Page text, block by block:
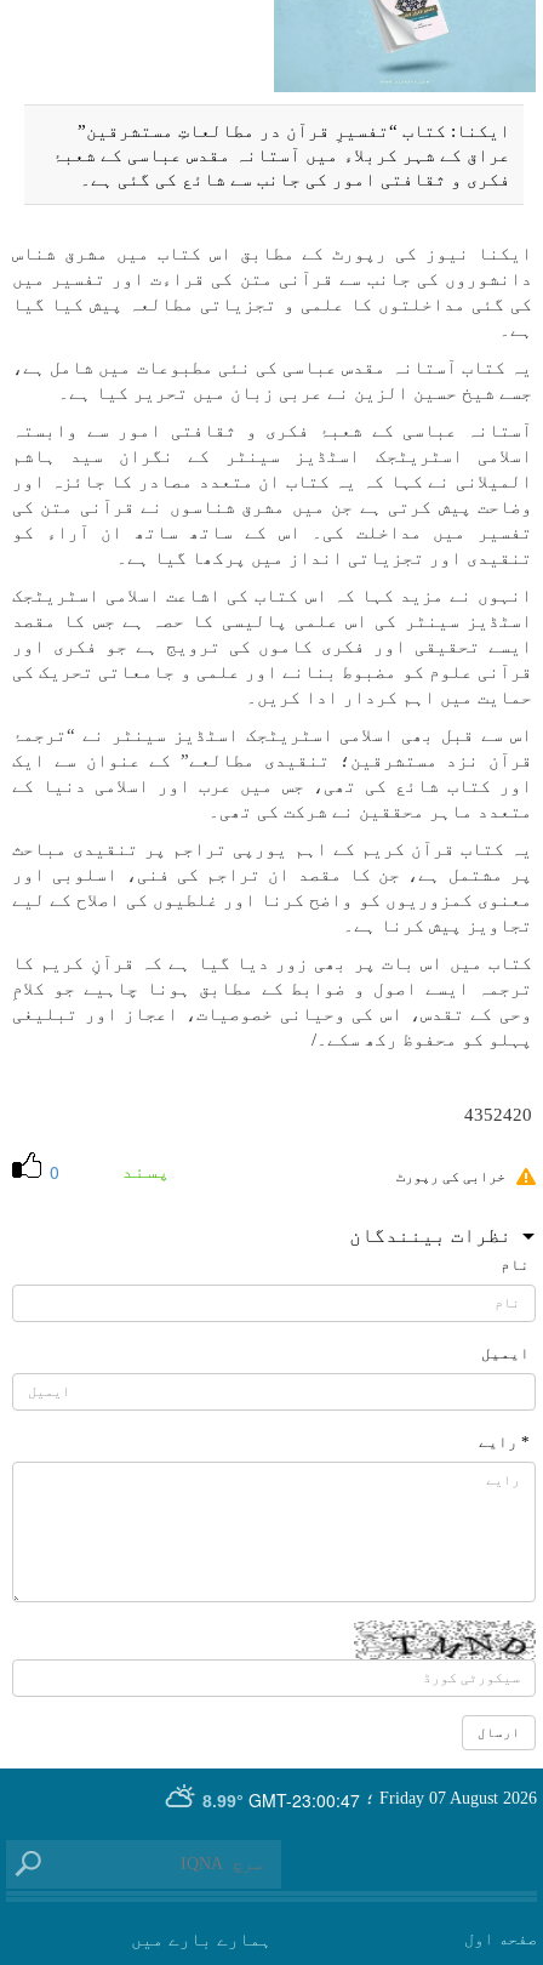
ایکنا: کتاب “تفسیرِ قرآن در مطالعاتِ مستشرقین”
عراق کے شہر کربلاء میں آستانہ مقدس عباسی کے شعبۂ
فکری و ثقافتی امور کی جانب سے شائع کی گئی ہے۔
ایکنا نیوز کی رپورٹ کے مطابق اس کتاب میں مشرق شناس
دانشوروں کی جانب سے قرآنی متن کی قراءت اور تفسیر میں
کی گئی مداخلتوں کا علمی و تجزیاتی مطالعہ پیش کیا گیا
ہے۔
یہ کتاب آستانہ مقدس عباسی کی نئی مطبوعات میں شامل ہے،
جسے شیخ حسین الزین نے عربی زبان میں تحریر کیا ہے۔
آستانہ عباسی کے شعبۂ فکری و ثقافتی امور سے وابستہ
اسلامی اسٹریٹجک اسٹڈیز سینٹر کے نگران سید ہاشم
المیلانی نے کہا کہ یہ کتاب ان متعدد مصادر کا جائزہ اور
وضاحت پیش کرتی ہے جن میں مشرق شناسوں نے قرآنی متن کی
تفسیر میں مداخلت کی۔ اس کے ساتھ ساتھ ان آراء کو
تنقیدی اور تجزیاتی انداز میں پرکھا گیا ہے۔
انہوں نے مزید کہا کہ اس کتاب کی اشاعت اسلامی اسٹریٹجک
اسٹڈیز سینٹر کی اس علمی پالیسی کا حصہ ہے جس کا مقصد
ایسے تحقیقی اور فکری کاموں کی ترویج ہے جو فکری اور
قرآنی علوم کو مضبوط بنانے اور علمی و جامعاتی تحریک کی
حمایت میں اہم کردار ادا کریں۔
اس سے قبل بھی اسلامی اسٹریٹجک اسٹڈیز سینٹر نے “ترجمۂ
قرآن نزد مستشرقین؛ تنقیدی مطالعے” کے عنوان سے ایک
اور کتاب شائع کی تھی، جس میں عرب اور اسلامی دنیا کے
متعدد ماہر محققین نے شرکت کی تھی۔
یہ کتاب قرآن کریم کے اہم یورپی تراجم پر تنقیدی مباحث
پر مشتمل ہے، جن کا مقصد ان تراجم کی فنی، اسلوبی اور
معنوی کمزوریوں کو واضح کرنا اور غلطیوں کی اصلاح کے لیے
تجاویز پیش کرنا ہے۔
کتاب میں اس بات پر بھی زور دیا گیا ہے کہ قرآنِ کریم کا
ترجمہ ایسے اصول و ضوابط کے مطابق ہونا چاہیے جو کلامِ
وحی کے تقدس، اس کی وحیانی خصوصیات، اعجاز اور تبلیغی
پہلو کو محفوظ رکھ سکے۔/
4352420
0 پسند خرابی کی رپورٹ
نظرات بینندگان
نام
ایمیل
* رایے
GMT-23:00:47
8.99° Friday 07 August 2026 ؛
صفحه اول
ہمارے بارے میں